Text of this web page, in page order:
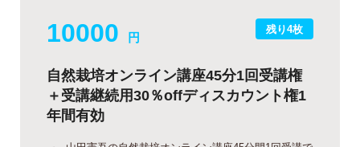
残り4枚
10000 円
自然栽培オンライン講座45分1回受講権
＋受講継続用30％offディスカウント権1
年間有効